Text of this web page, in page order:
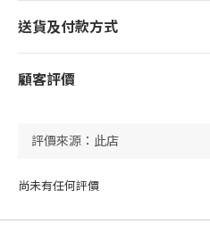
送貨及付款方式
顧客評價
尚未有任何評價